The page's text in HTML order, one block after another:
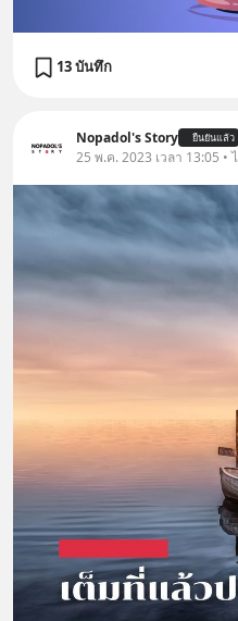
13 บันทึก
Nopadol's Story ยืนยันแล้ว
25 พ.ค. 2023 เวลา 13:05 •